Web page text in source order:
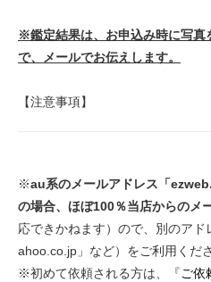
※鑑定結果は、お申込み時に写真
で、メールでお伝えします。
【注意事項】
※au系のメールアドレス「
の場合、ほぼ100％当店からのメ
応できかねます）ので、別のア
ahoo.co.jp」など）をご利用くださ
※初めて依頼される方は、『ご依